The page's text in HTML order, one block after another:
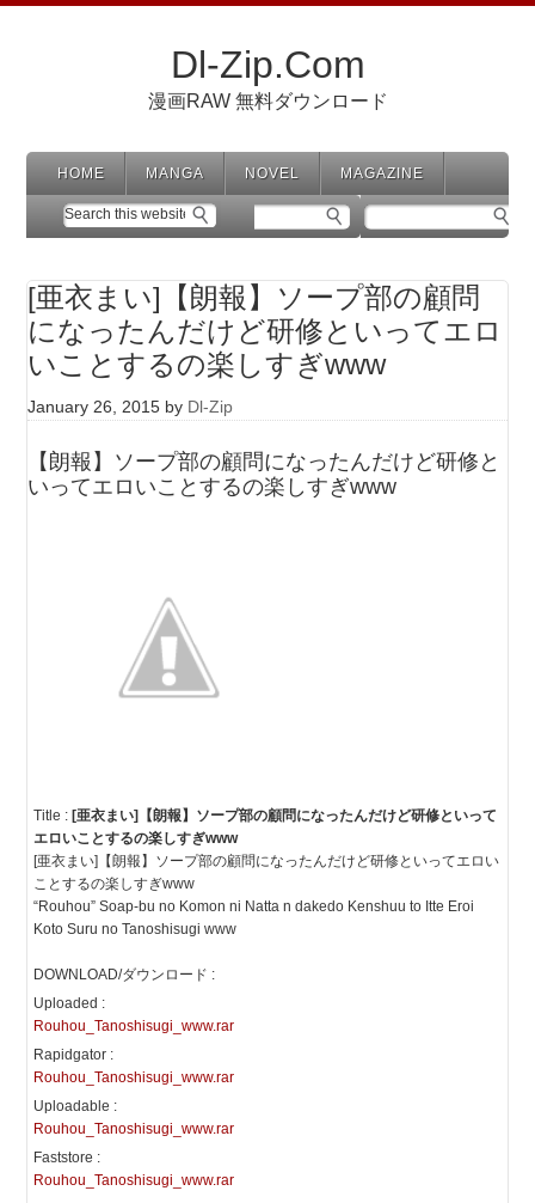
Dl-Zip.Com
漫画RAW 無料ダウンロード
HOME MANGA NOVEL MAGAZINE
[亜衣まい]【朗報】ソープ部の顧問
になったんだけど研修といってエロ
いことするの楽しすぎwww
January 26, 2015 by Dl-Zip
【朗報】ソープ部の顧問になったんだけど研修と
いってエロいことするの楽しすぎwww
Title : [亜衣まい]【朗報】ソープ部の顧問になったんだけど研修といって
エロいことするの楽しすぎwww
[亜衣まい]【朗報】ソープ部の顧問になったんだけど研修といってエロい
ことするの楽しすぎwww
“Rouhou” Soap-bu no Komon ni Natta n dakedo Kenshuu to Itte Eroi
Koto Suru no Tanoshisugi www
DOWNLOAD/ダウンロード :
Uploaded :
Rouhou_Tanoshisugi_www.rar
Rapidgator :
Rouhou_Tanoshisugi_www.rar
Uploadable :
Rouhou_Tanoshisugi_www.rar
Faststore :
Rouhou_Tanoshisugi_www.rar